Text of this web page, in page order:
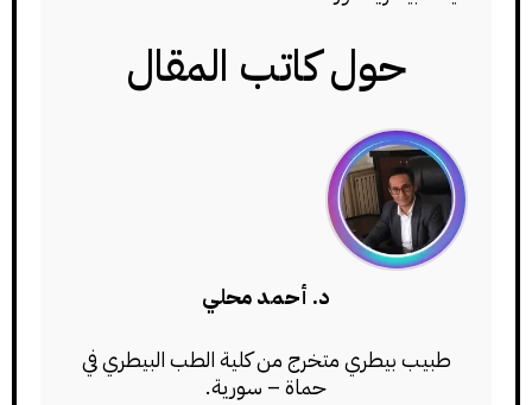
حول كاتب المقال
د. أحمد محلي
طبيب بيطري متخرج من كلية الطب البيطري في
حماة – سورية.